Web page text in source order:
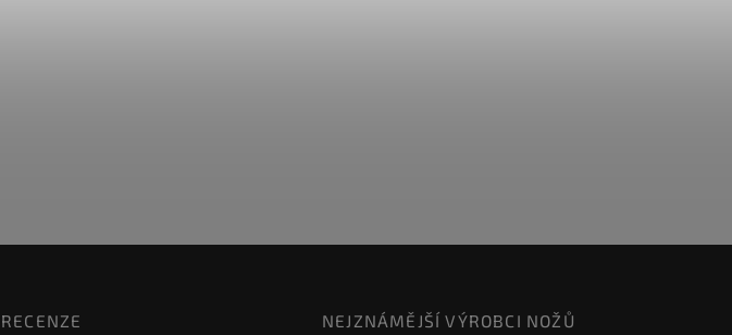
RECENZE NEJZNÁMĚJŠÍ VÝROBCI NOŽŮ